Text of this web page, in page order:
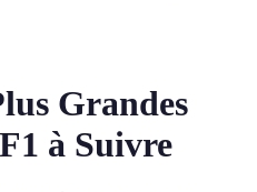
Grandes
à Suivre